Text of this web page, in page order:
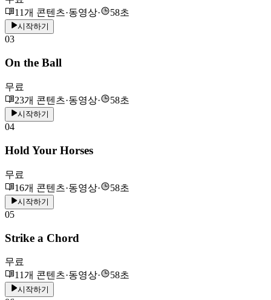
11개 콘텐츠·동영상· 58초
시작하기
03
On the Ball
무료
23개 콘텐츠·동영상· 58초
시작하기
04
Hold Your Horses
무료
16개 콘텐츠·동영상· 58초
시작하기
05
Strike a Chord
무료
11개 콘텐츠·동영상· 58초
시작하기